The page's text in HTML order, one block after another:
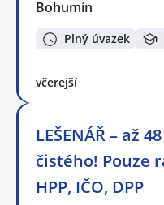
Bohumín
Plný úvazek
včerejší
LEŠENÁŘ – až
čistého! Pouze
HPP, IČO, DPP